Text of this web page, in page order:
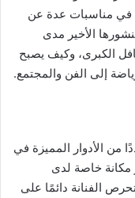
في مناسبات عدة عن
الأخير مدى
الكبرى، وكيف يصبح
إلى الفن والمجتمع.
من الأدوار المميزة في
مكانة خاصة لدى
الفنانة دائمًا على